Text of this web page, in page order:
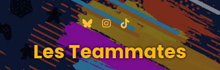
Les Teammates